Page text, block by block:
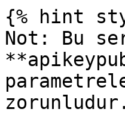
{% hint
Not: Bu
zorunludur.